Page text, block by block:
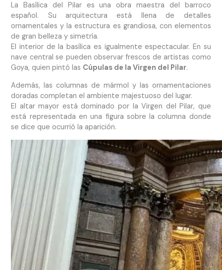
La Basílica del Pilar es una obra maestra del barroco
español. Su arquitectura está llena de detalles
ornamentales y la estructura es grandiosa, con elementos
de gran belleza y simetría.
El interior de la basílica es igualmente espectacular. En su
nave central se pueden observar frescos de artistas como
Goya, quien pintó las Cúpulas de la Virgen del Pilar.
Además, las columnas de mármol y las ornamentaciones
doradas completan el ambiente majestuoso del lugar.
El altar mayor está dominado por la Virgen del Pilar, que
está representada en una figura sobre la columna donde
se dice que ocurrió la aparición.